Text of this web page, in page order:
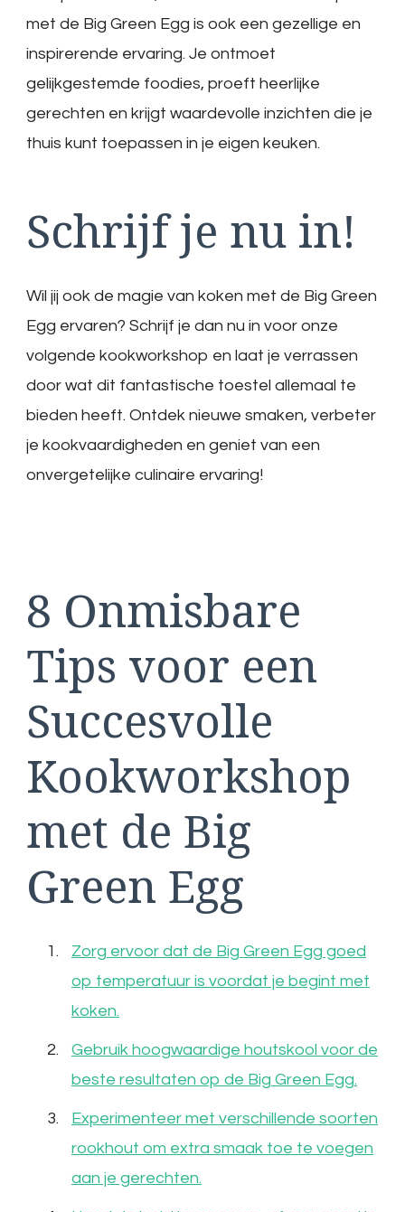
met de Big Green Egg is ook een gezellige en
inspirerende ervaring. Je ontmoet
gelijkgestemde foodies, proeft heerlijke
gerechten en krijgt waardevolle inzichten die je
thuis kunt toepassen in je eigen keuken.
Schrijf je nu in!
Wil jij ook de magie van koken met de Big Green
Egg ervaren? Schrijf je dan nu in voor onze
volgende kookworkshop en laat je verrassen
door wat dit fantastische toestel allemaal te
bieden heeft. Ontdek nieuwe smaken, verbeter
je kookvaardigheden en geniet van een
onvergetelijke culinaire ervaring!
8 Onmisbare
Tips voor een
Succesvolle
Kookworkshop
met de Big
Green Egg
Zorg ervoor dat de Big Green Egg goed
op temperatuur is voordat je begint met
koken.
Gebruik hoogwaardige houtskool voor de
beste resultaten op de Big Green Egg.
Experimenteer met verschillende soorten
rookhout om extra smaak toe te voegen
aan je gerechten.